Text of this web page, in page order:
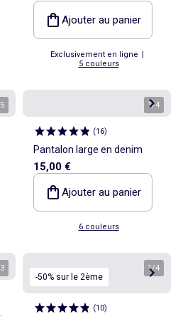
Ajouter au panier
Exclusivement en ligne |
5 couleurs
5 1/4
(16)
Pantalon large en denim
15,00 €
Ajouter au panier
6 couleurs
3
-50% sur le 2ème
1/4
(10)